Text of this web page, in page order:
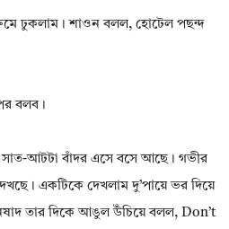
রুমে ঢুকলাম। শাওন বলল, হোটেল পছন্দ
বলব।
সাত-আটটা বাঁদর এসে বসে আছে। গভীর
একটিকে দেখলাম দু’পায়ে ভর দিয়ে
তার দিকে আঙুল উঁচিয়ে বলল, Don’t